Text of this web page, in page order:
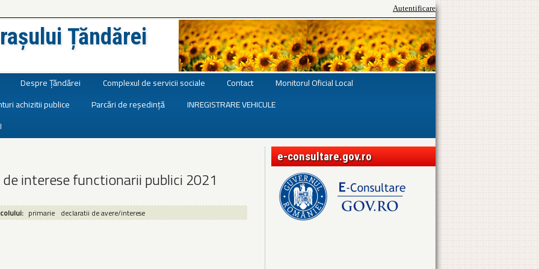
Autentificare
Țăndărei
Despre Țăndărei Complexul de servicii sociale Contact
Monitorul Oficial Local
achizitii publice Parcări de reședință
INREGISTRARE VEHICULE
interese functionarii publici 2021
primarie declaratii de avere/interese
e-consultare.gov.ro